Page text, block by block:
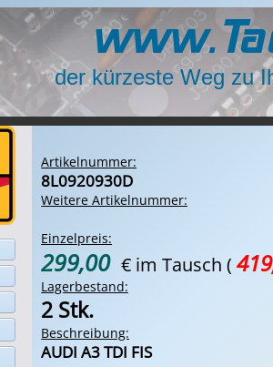
der kürzeste Weg zu
Artikelnummer:
8L0920930D
Weitere Artikelnummer:
Einzelpreis:
299,00 € im Tausch (
Lagerbestand:
2 Stk.
Beschreibung:
AUDI A3 TDI FIS